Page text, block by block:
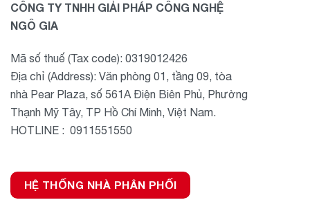
CÔNG TY TNHH GIẢI PHÁP CÔNG NGHỆ
NGÔ GIA
Mã số thuế (Tax code): 0319012426
Địa chỉ (Address): Văn phòng 01, tầng 09, tòa
nhà Pear Plaza, số 561A Điện Biên Phủ, Phường
Thạnh Mỹ Tây, TP Hồ Chí Minh, Việt Nam.
HOTLINE : 0911551550
HỆ THỐNG NHÀ PHÂN PHỐI